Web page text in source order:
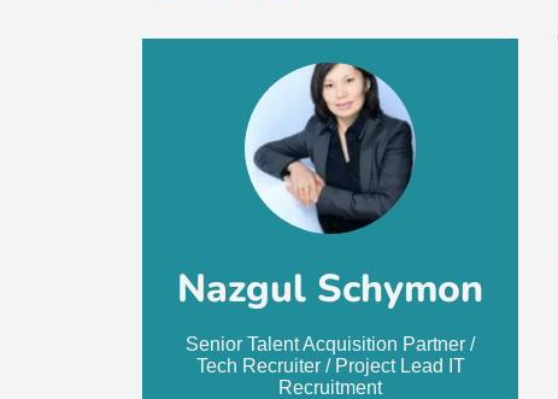
Nazgul Schymon
Senior Talent Acquisition Partner /
Tech Recruiter / Project Lead IT
Recruitment